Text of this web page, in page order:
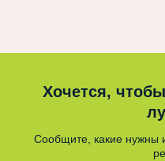
Хочется,
Сообщите, какие нужны